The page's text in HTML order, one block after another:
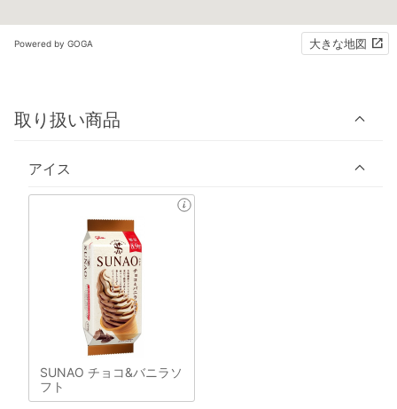
Powered by GOGA 大きな地図
取り扱い商品
アイス
SUNAO チョコ&バニラソ
フト